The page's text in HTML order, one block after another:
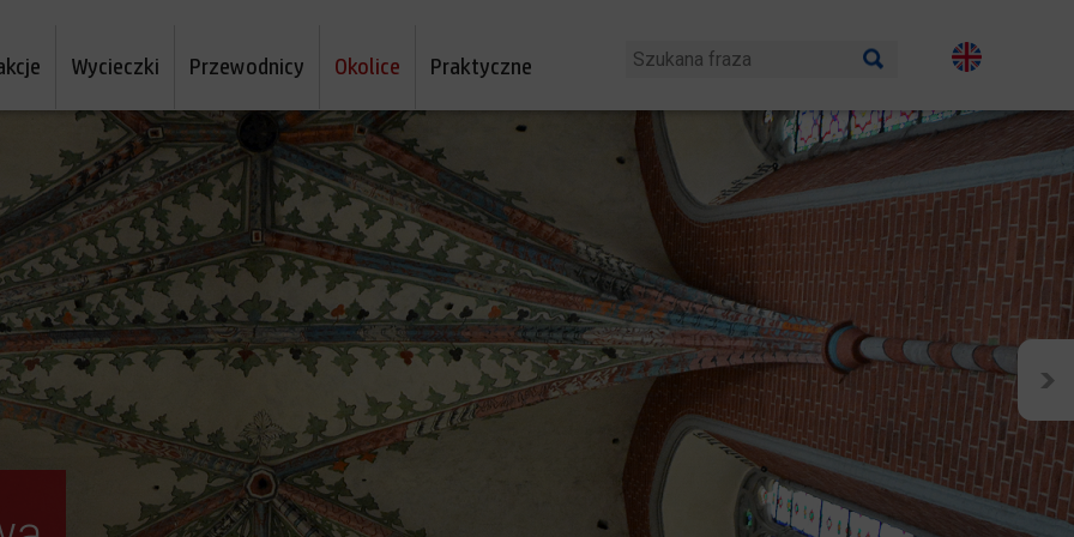
Wycieczki Przewodnicy Okolice Praktyczne